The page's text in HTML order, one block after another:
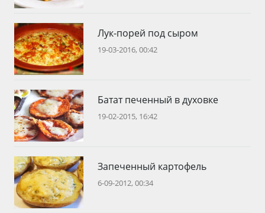
Лук-порей под сыром
19-03-2016, 00:42
Батат печенный в духовке
19-02-2015, 16:42
Запеченный картофель
6-09-2012, 00:34